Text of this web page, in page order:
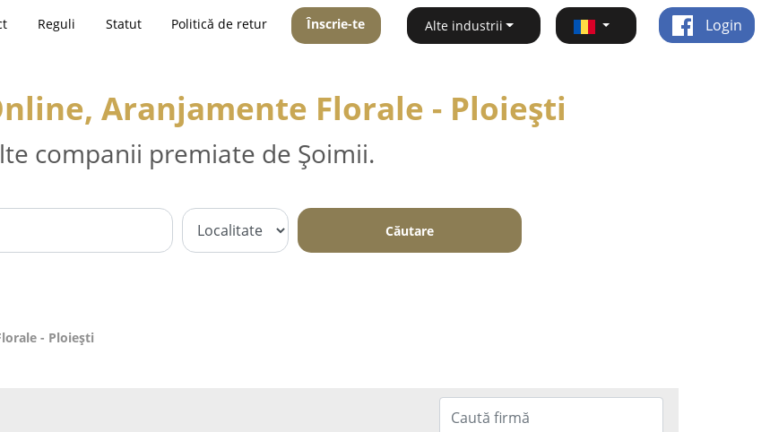
Reguli Statut Politică de retur Înscrie-te Alte industrii Login
Aranjamente Florale - Ploieşti
companii premiate de Șoimii.
Căutare
- Ploieşti